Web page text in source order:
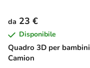
Quadro 3D per bambini
Camion
da 23 €
Disponibile